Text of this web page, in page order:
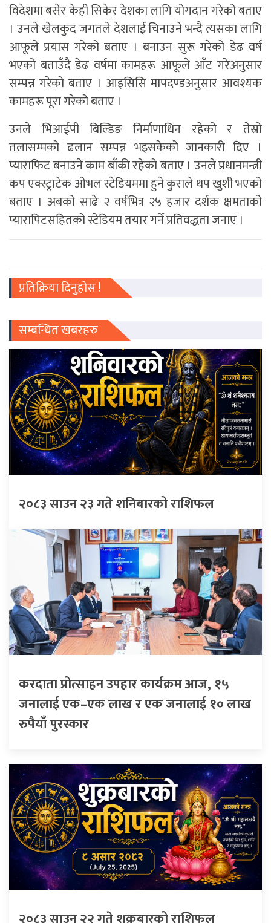
विदेशमा बसेर केही सिकेर देशका लागि योगदान गरेको बताए
। उनले खेलकुद जगतले देशलाई चिनाउने भन्दै त्यसका लागि
आफूले प्रयास गरेको बताए । बनाउन सुरू गरेको डेढ वर्ष
भएको बताउँदै डेढ वर्षमा कामहरू आफूले आँट गरेअनुसार
सम्पन्न गरेको बताए । आइसिसि मापदण्डअनुसार आवश्यक
कामहरू पूरा गरेको बताए ।
उनले भिआईपी बिल्डिङ निर्माणाधिन रहेको र तेस्रो
तलासम्मको ढलान सम्पन्न भइसकेको जानकारी दिए ।
प्याराफिट बनाउने काम बाँकी रहेको बताए । उनले प्रधानमन्त्री
कप एक्स्ट्राटेक ओभल स्टेडियममा हुने कुराले थप खुशी भएको
बताए । अबको साढे २ वर्षभित्र २५ हजार दर्शक क्षमताको
प्यारापिटसहितको स्टेडियम तयार गर्ने प्रतिवद्धता जनाए ।
प्रतिक्रिया दिनुहोस !
सम्बन्धित खबरहरु
२०८३ साउन २३ गते शनिबारको राशिफल
करदाता प्रोत्साहन उपहार कार्यक्रम आज, १५
जनालाई एक–एक लाख र एक जनालाई १० लाख
रुपैयाँ पुरस्कार